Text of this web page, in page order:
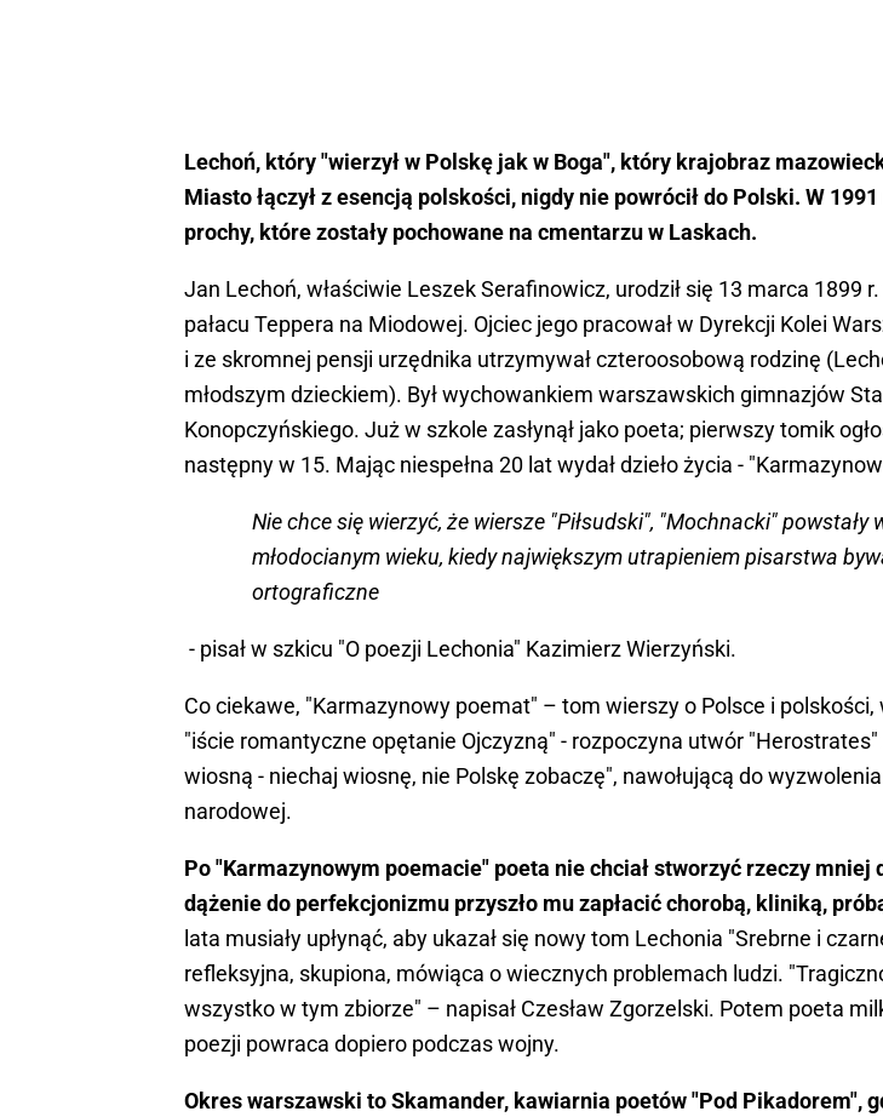
Lechoń, który "wierzył w Polskę jak w Boga", który krajobraz
Miasto łączył z esencją polskości, nigdy nie powrócił do Polski. W
prochy, które zostały pochowane na cmentarzu w Laskach.
Jan Lechoń, właściwie Leszek Serafinowicz, urodził się 13 marca 1899
pałacu Teppera na Miodowej. Ojciec jego pracował w Dyrekcji Kolei
i ze skromnej pensji urzędnika utrzymywał czteroosobową rodzinę
młodszym dzieckiem). Był wychowankiem warszawskich gimnazjów
Konopczyńskiego. Już w szkole zasłynął jako poeta; pierwszy tomik
następny w 15. Mając niespełna 20 lat wydał dzieło życia -
Nie chce się wierzyć, że wiersze "Piłsudski", "Mochnacki" powstały
młodocianym wieku, kiedy największym utrapieniem pisarstwa
ortograficzne
- pisał w szkicu "O poezji Lechonia" Kazimierz Wierzyński.
Co ciekawe, "Karmazynowy poemat" – tom wierszy o Polsce i
"iście romantyczne opętanie Ojczyzną" - rozpoczyna utwór "Herostrates"
wiosną - niechaj wiosnę, nie Polskę zobaczę", nawołującą do
narodowej.
Po "Karmazynowym poemacie" poeta nie chciał stworzyć rzeczy mniej
dążenie do perfekcjonizmu przyszło mu zapłacić chorobą, kliniką,
lata musiały upłynąć, aby ukazał się nowy tom Lechonia "Srebrne i
refleksyjna, skupiona, mówiąca o wiecznych problemach ludzi.
wszystko w tym zbiorze" – napisał Czesław Zgorzelski. Potem poeta
poezji powraca dopiero podczas wojny.
Okres warszawski to Skamander, kawiarnia poetów "Pod Pikadorem",